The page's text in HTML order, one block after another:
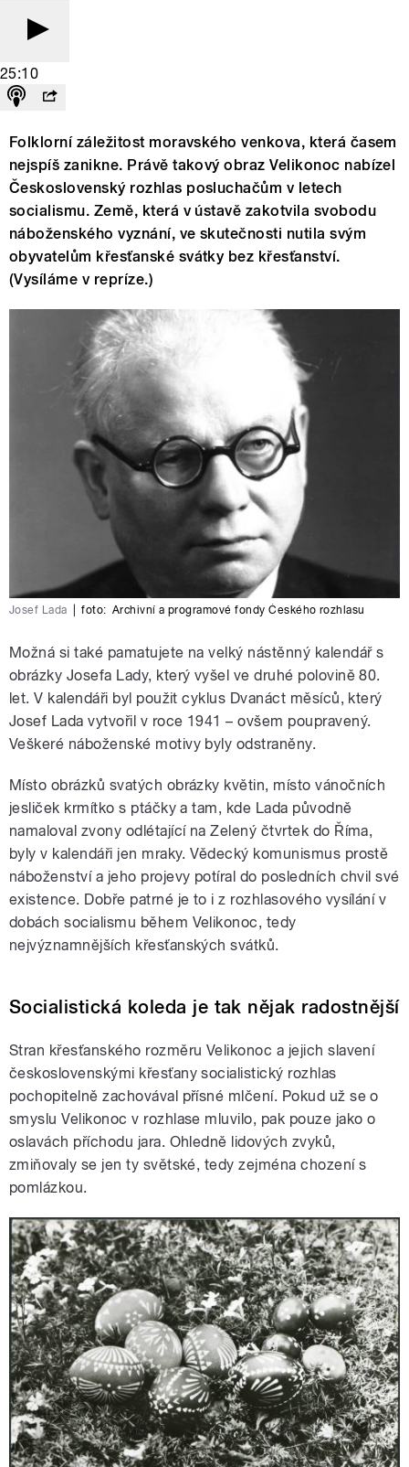
25:10
Folklorní záležitost moravského venkova, která časem
nejspíš zanikne. Právě takový obraz Velikonoc nabízel
Československý rozhlas posluchačům v letech
socialismu. Země, která v ústavě zakotvila svobodu
náboženského vyznání, ve skutečnosti nutila svým
obyvatelům křesťanské svátky bez křesťanství.
(Vysíláme v repríze.)
Josef Lada foto: Archivní a programové fondy Českého rozhlasu
Možná si také pamatujete na velký nástěnný kalendář s
obrázky Josefa Lady, který vyšel ve druhé polovině 80.
let. V kalendáři byl použit cyklus Dvanáct měsíců, který
Josef Lada vytvořil v roce 1941 – ovšem poupravený.
Veškeré náboženské motivy byly odstraněny.
Místo obrázků svatých obrázky květin, místo vánočních
jesliček krmítko s ptáčky a tam, kde Lada původně
namaloval zvony odlétající na Zelený čtvrtek do Říma,
byly v kalendáři jen mraky. Vědecký komunismus prostě
náboženství a jeho projevy potíral do posledních chvil své
existence. Dobře patrné je to i z rozhlasového vysílání v
dobách socialismu během Velikonoc, tedy
nejvýznamnějších křesťanských svátků.
Socialistická koleda je tak nějak radostnější
Stran křesťanského rozměru Velikonoc a jejich slavení
československými křesťany socialistický rozhlas
pochopitelně zachovával přísné mlčení. Pokud už se o
smyslu Velikonoc v rozhlase mluvilo, pak pouze jako o
oslavách příchodu jara. Ohledně lidových zvyků,
zmiňovaly se jen ty světské, tedy zejména chození s
pomlázkou.